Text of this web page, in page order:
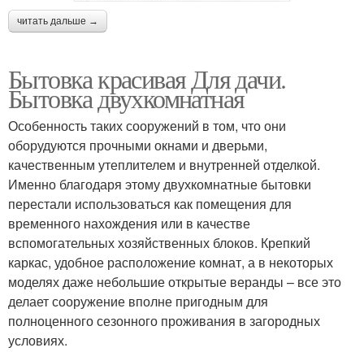
читать дальше →
Бытовка красивая Для дачи.
Бытовка двухкомнатная
Особенность таких сооружений в том, что они
оборудуются прочными окнами и дверьми,
качественным утеплителем и внутренней отделкой.
Именно благодаря этому двухкомнатные бытовки
перестали использоваться как помещения для
временного нахождения или в качестве
вспомогательных хозяйственных блоков. Крепкий
каркас, удобное расположение комнат, а в некоторых
моделях даже небольшие открытые веранды – все это
делает сооружение вполне пригодным для
полноценного сезонного проживания в загородных
условиях.